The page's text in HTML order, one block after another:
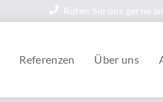
Rufen Sie uns gerne
Referenzen Über uns